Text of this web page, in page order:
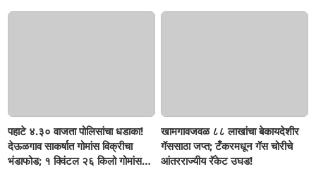
पहाटे ४.३० वाजता पोलिसांचा धडाका!
देऊळगाव साकर्षात गोमांस विक्रीचा
भंडाफोड; १ क्विंटल २६ किलो गोमांस
खामगावजवळ ८८ लाखांचा बेकायदेशीर
गॅससाठा जप्त; टँकरमधून गॅस चोरीचे
आंतरराज्यीय रॅकेट उघड!